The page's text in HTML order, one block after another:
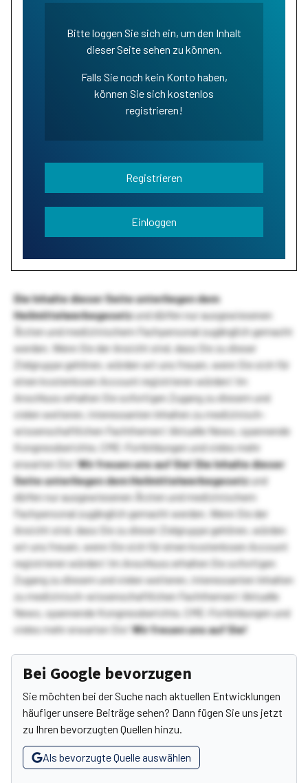
Bitte loggen Sie sich ein, um den Inhalt
dieser Seite sehen zu können.
Falls Sie noch kein Konto haben,
können Sie sich kostenlos
registrieren!
Registrieren
Einloggen
Die Inhalte dieser Seite unterliegen dem
Heilmittelwerbegesetzund dürfen nur ausgewiesenen
Ärzten und medizinischem Fachpersonal zugänglich gemacht
werden. Wenn Sie der Ansicht sind, dass Sie zu dieser
Zielgruppe gehören, würden wir uns freuen, wenn Sie sich für
einen kostenlosen Account registrieren würden! Im
Anschluss erhalten Sie sofortigen Zugang zu diesem und
vielen weiteren, interessanten Inhalten zu medizinisch-
wissenschaftlichen Fachthemen! Aktuelle News, spannende
Kongressberichte, CME-Fortbildungen und vieles mehr
erwarten Sie!Wir freuen uns auf Sie!Die Inhalte dieser
Seite unterliegen dem Heilmittelwerbegesetzund
dürfen nur ausgewiesenen Ärzten und medizinischem
Fachpersonal zugänglich gemacht werden. Wenn Sie der
Ansicht sind, dass Sie zu dieser Zielgruppe gehören, würden
wir uns freuen, wenn Sie sich für einen kostenlosen Account
registrieren würden! Im Anschluss erhalten Sie sofortigen
Zugang zu diesem und vielen weiteren, interessanten Inhalten
zu medizinisch-wissenschaftlichen Fachthemen! Aktuelle
News, spannende Kongressberichte, CME-Fortbildungen und
vieles mehr erwarten Sie!Wir freuen uns auf Sie!
Bei Google bevorzugen
Sie möchten bei der Suche nach aktuellen Entwicklungen
häufiger unsere Beiträge sehen? Dann fügen Sie uns jetzt
zu Ihren bevorzugten Quellen hinzu.
Als bevorzugte Quelle auswählen